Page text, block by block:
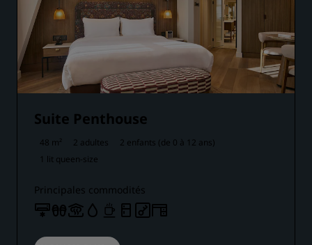
Suite Penthouse
48 m² 2 adultes
2 enfants (de 0 à 12 ans)
1 lit queen-size
Principales commodités